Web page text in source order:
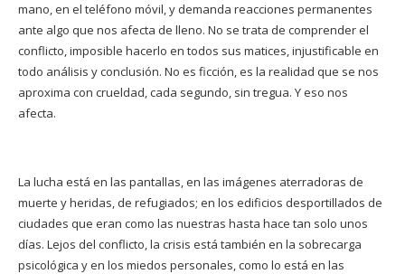
mano, en el teléfono móvil, y demanda reacciones permanentes
ante algo que nos afecta de lleno. No se trata de comprender el
conflicto, imposible hacerlo en todos sus matices, injustificable en
todo análisis y conclusión. No es ficción, es la realidad que se nos
aproxima con crueldad, cada segundo, sin tregua. Y eso nos
afecta.
La lucha está en las pantallas, en las imágenes aterradoras de
muerte y heridas, de refugiados; en los edificios desportillados de
ciudades que eran como las nuestras hasta hace tan solo unos
días. Lejos del conflicto, la crisis está también en la sobrecarga
psicológica y en los miedos personales, como lo está en las